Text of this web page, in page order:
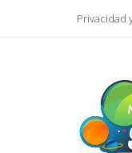
Privacidad